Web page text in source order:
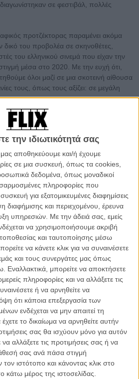
την ιδιωτικότητά σας
μας αποθηκεύουμε και/ή έχουμε
σε μια συσκευή, όπως τα cookies,
δεδομένα, όπως μοναδικοί
πληροφορίες που
για εξατομικευμένες διαφημίσεις
διαφήμισης και περιεχομένου, έρευνα
υπηρεσιών. Με την άδειά σας, εμείς
να χρησιμοποιήσουμε ακριβή
και ταυτοποίησης μέσω
να κάνετε κλικ για να συναινέσετε
και τους συνεργάτες μας όπως
Εναλλακτικά, μπορείτε να αποκτήσετε
πληροφορίες και να αλλάξετε τις
ή να αρνηθείτε να
ότι κάποια επεξεργασία των
ενδέχεται να μην απαιτεί τη
το δικαίωμα να αρνηθείτε αυτήν
σας θα ισχύουν μόνο για αυτόν
αλλάξετε τις προτιμήσεις σας ή να
σας ανά πάσα στιγμή
ιστότοπο και κάνοντας κλικ στο
μέρος της ιστοσελίδας.
σε φεστιβάλ, πολλές
προτζέκτορας παραμένει ακόμα
δικό του προβολέα σε σκηνοθέτες,
του ελληνικού σινεμά που είχαν την
μέσα στο 2020. Με την ευχή ότι,
όλοι μαζί σε μια σκοτεινή αίθουσα
τους, όπως τους αξίζει: σε μεγάλη
(που δεν ήταν μόνο) covid.
θυμηθείτε, με τον απολογισμό του
φωτογραφίας | Βραβείο Ιρις
Ελλήνων Κινηματογραφιστών